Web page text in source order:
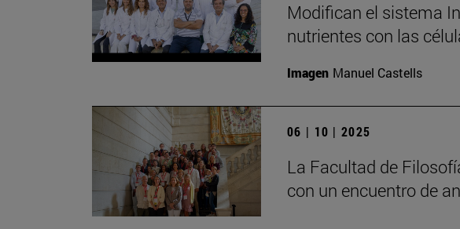
Modifican el sistema
nutrientes con las
Imagen Manuel Castells
06 | 10 | 2025
La Facultad de
con un encuentro de